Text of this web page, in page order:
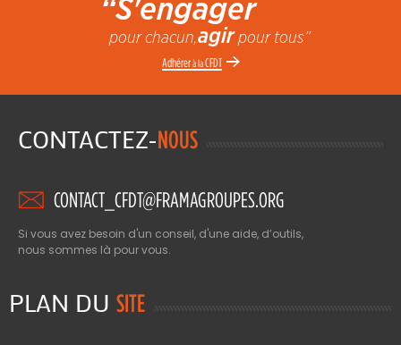
“S'engager
pour chacun,agirpour tous”
Adhérerà laCFDT
CONTACTEZ-NOUS
CONTACT_CFDT@FRAMAGROUPES.ORG
Si vous avez besoin d'un conseil, d'une aide, d’outils,
nous sommes là pour vous.
PLAN DU SITE